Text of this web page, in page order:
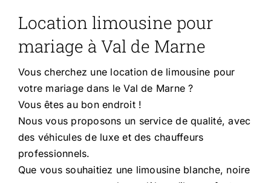
Location limousine pour
mariage à Val de Marne
Vous cherchez une location de limousine pour
votre mariage dans le Val de Marne ?
Vous êtes au bon endroit !
Nous vous proposons un service de qualité, avec
des véhicules de luxe et des chauffeurs
professionnels.
Que vous souhaitiez une limousine blanche, noire